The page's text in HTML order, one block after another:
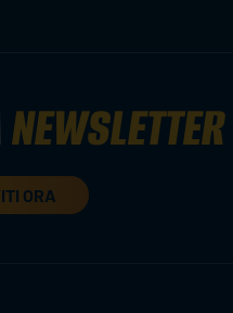
NEWSLETTER
ORA